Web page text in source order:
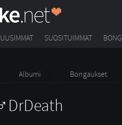
UUSIMMAT SUOSITUIMMAT
Albumi Bongaukset
DrDeath